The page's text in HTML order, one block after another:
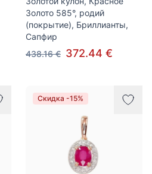
Золото 585°, родий
(покрытие), Бриллианты,
Сапфир
438.16 € 372.44 €
Скидка -15%